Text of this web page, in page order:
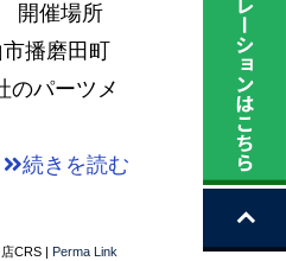
開催場所
播磨田町
のパーツメ
続きを読む
CRS | Perma Link